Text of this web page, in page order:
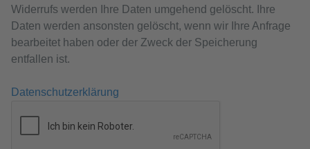
Widerrufs werden Ihre Daten umgehend gelöscht. Ihre
Daten werden ansonsten gelöscht, wenn wir Ihre Anfrage
bearbeitet haben oder der Zweck der Speicherung
entfallen ist.
Datenschutzerklärung